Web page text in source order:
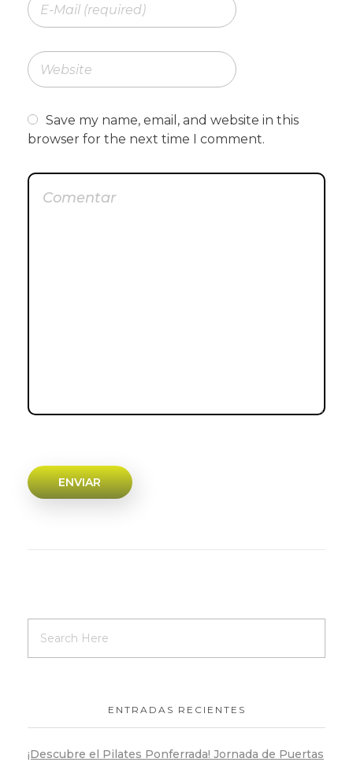
Save my name, email, and website in this
browser for the next time I comment.
ENTRADAS RECIENTES
¡Descubre el Pilates Ponferrada! Jornada de Puertas